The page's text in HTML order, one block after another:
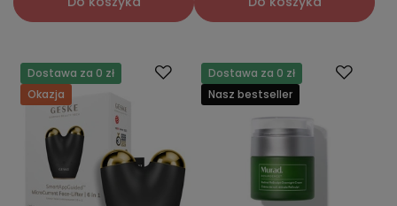
Dostawa za 0 zł
Okazja
Dostawa za 0 zł
Nasz bestseller